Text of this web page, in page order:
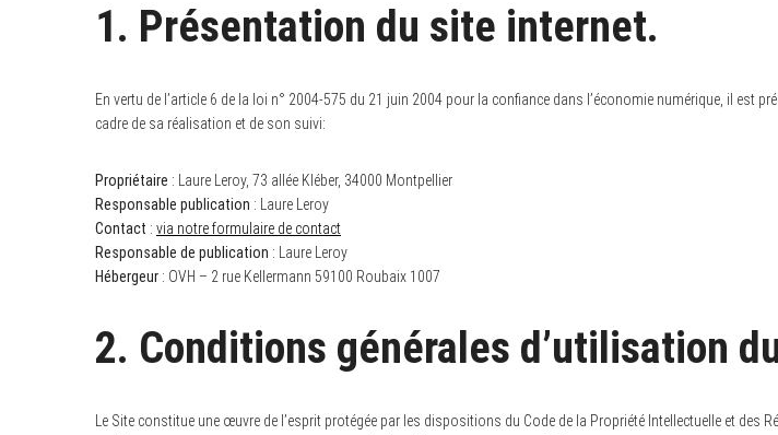
1. Présentation du site internet.
En vertu de l’article 6 de la loi n° 2004-575 du 21 juin 2004 pour la confiance dans l’économie numérique, il est
cadre de sa réalisation et de son suivi:
Propriétaire : Laure Leroy, 73 allée Kléber, 34000 Montpellier
Responsable publication : Laure Leroy
Contact : via notre formulaire de contact
Responsable de publication : Laure Leroy
Hébergeur : OVH – 2 rue Kellermann 59100 Roubaix 1007
2. Conditions générales d’utilisation
Le Site constitue une œuvre de l’esprit protégée par les dispositions du Code de la Propriété Intellectuelle et